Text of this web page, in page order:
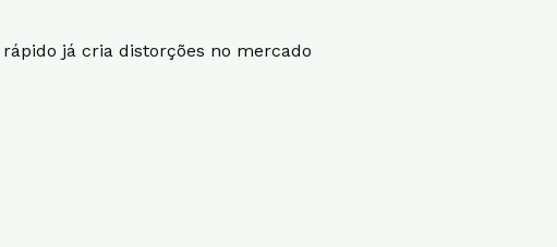
já cria distorções no mercado